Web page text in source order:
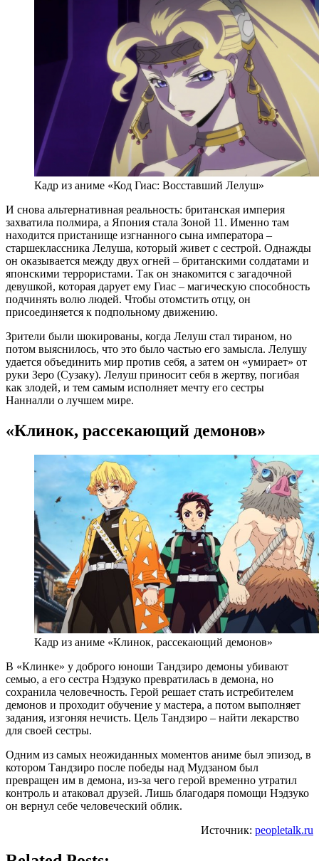
Кадр из аниме «Код Гиас: Восставший Лелуш»
И снова альтернативная реальность: британская империя
захватила полмира, а Япония стала Зоной 11. Именно там
находится пристанище изгнанного сына императора –
старшеклассника Лелуша, который живет с сестрой. Однажды
он оказывается между двух огней – британскими солдатами и
японскими террористами. Так он знакомится с загадочной
девушкой, которая дарует ему Гиас – магическую способность
подчинять волю людей. Чтобы отомстить отцу, он
присоединяется к подпольному движению.
Зрители были шокированы, когда Лелуш стал тираном, но
потом выяснилось, что это было частью его замысла. Лелушу
удается объединить мир против себя, а затем он «умирает» от
руки Зеро (Сузаку). Лелуш приносит себя в жертву, погибая
как злодей, и тем самым исполняет мечту его сестры
Нанналли о лучшем мире.
«Клинок, рассекающий демонов»
Кадр из аниме «Клинок, рассекающий демонов»
В «Клинке» у доброго юноши Тандзиро демоны убивают
семью, а его сестра Нэдзуко превратилась в демона, но
сохранила человечность. Герой решает стать истребителем
демонов и проходит обучение у мастера, а потом выполняет
задания, изгоняя нечисть. Цель Тандзиро – найти лекарство
для своей сестры.
Одним из самых неожиданных моментов аниме был эпизод, в
котором Тандзиро после победы над Мудзаном был
превращен им в демона, из-за чего герой временно утратил
контроль и атаковал друзей. Лишь благодаря помощи Нэдзуко
он вернул себе человеческий облик.
Источник: peopletalk.ru